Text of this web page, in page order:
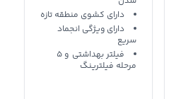
دارای کشوی منطقه تازه
دارای ویژگی انجماد
سریع
فیلتر بهداشتی و 5
مرحله فیلترینگ